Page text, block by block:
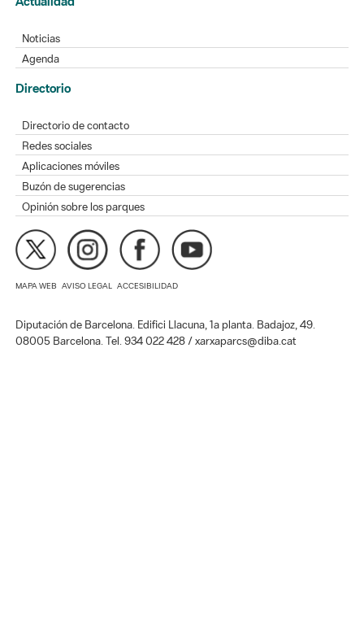
Noticias
Agenda
Directorio
Directorio de contacto
Redes sociales
Aplicaciones móviles
Buzón de sugerencias
Opinión sobre los parques
MAPA WEB AVISO LEGAL ACCESIBILIDAD
Diputación de Barcelona. Edifici Llacuna, 1a planta. Badajoz, 49.
08005 Barcelona. Tel. 934 022 428 / xarxaparcs@diba.cat